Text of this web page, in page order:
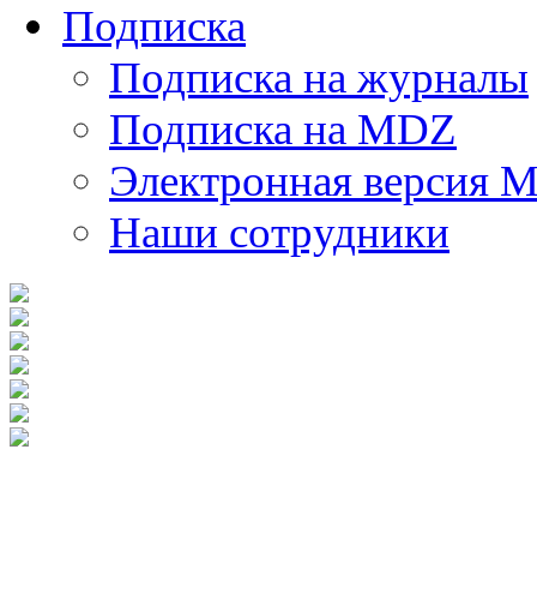
Подписка
Подписка на журналы
Подписка на MDZ
Электронная версия
Наши сотрудники